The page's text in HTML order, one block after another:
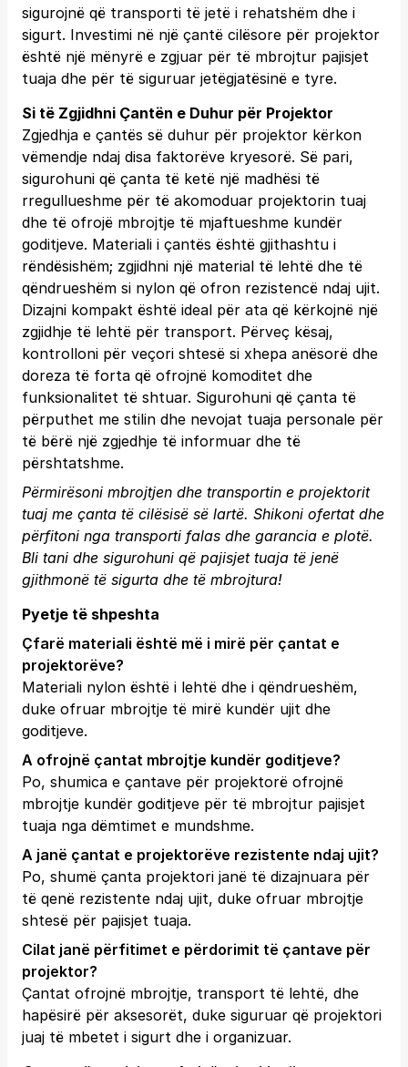
sigurojnë që transporti të jetë i rehatshëm dhe i
sigurt. Investimi në një çantë cilësore për projektor
është një mënyrë e zgjuar për të mbrojtur pajisjet
tuaja dhe për të siguruar jetëgjatësinë e tyre.
Si të Zgjidhni Çantën e Duhur për Projektor
Zgjedhja e çantës së duhur për projektor kërkon
vëmendje ndaj disa faktorëve kryesorë. Së pari,
sigurohuni që çanta të ketë një madhësi të
rregullueshme për të akomoduar projektorin tuaj
dhe të ofrojë mbrojtje të mjaftueshme kundër
goditjeve. Materiali i çantës është gjithashtu i
rëndësishëm; zgjidhni një material të lehtë dhe të
qëndrueshëm si nylon që ofron rezistencë ndaj ujit.
Dizajni kompakt është ideal për ata që kërkojnë një
zgjidhje të lehtë për transport. Përveç kësaj,
kontrolloni për veçori shtesë si xhepa anësorë dhe
doreza të forta që ofrojnë komoditet dhe
funksionalitet të shtuar. Sigurohuni që çanta të
përputhet me stilin dhe nevojat tuaja personale për
të bërë një zgjedhje të informuar dhe të
përshtatshme.
Përmirësoni mbrojtjen dhe transportin e projektorit
tuaj me çanta të cilësisë së lartë. Shikoni ofertat dhe
përfitoni nga transporti falas dhe garancia e plotë.
Bli tani dhe sigurohuni që pajisjet tuaja të jenë
gjithmonë të sigurta dhe të mbrojtura!
Pyetje të shpeshta
Çfarë materiali është më i mirë për çantat e
projektorëve?
Materiali nylon është i lehtë dhe i qëndrueshëm,
duke ofruar mbrojtje të mirë kundër ujit dhe
goditjeve.
A ofrojnë çantat mbrojtje kundër goditjeve?
Po, shumica e çantave për projektorë ofrojnë
mbrojtje kundër goditjeve për të mbrojtur pajisjet
tuaja nga dëmtimet e mundshme.
A janë çantat e projektorëve rezistente ndaj ujit?
Po, shumë çanta projektori janë të dizajnuara për
të qenë rezistente ndaj ujit, duke ofruar mbrojtje
shtesë për pajisjet tuaja.
Cilat janë përfitimet e përdorimit të çantave për
projektor?
Çantat ofrojnë mbrojtje, transport të lehtë, dhe
hapësirë për aksesorët, duke siguruar që projektori
juaj të mbetet i sigurt dhe i organizuar.